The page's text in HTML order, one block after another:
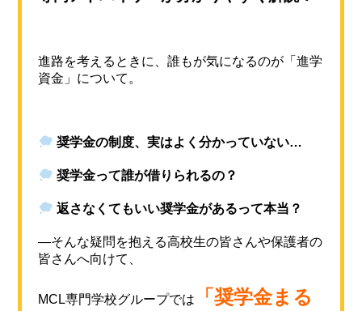
進路を考えるときに、誰もが気になるのが「進学
資金」について。
奨学金の制度、実はよく分かっていない…
奨学金って誰が借りられるの？
返さなくてもいい奨学金があるって本当？
—そんな疑問を抱える高校生の皆さんや保護者の
皆さんへ向けて、
MCL専門学校グループでは
「奨学金まる